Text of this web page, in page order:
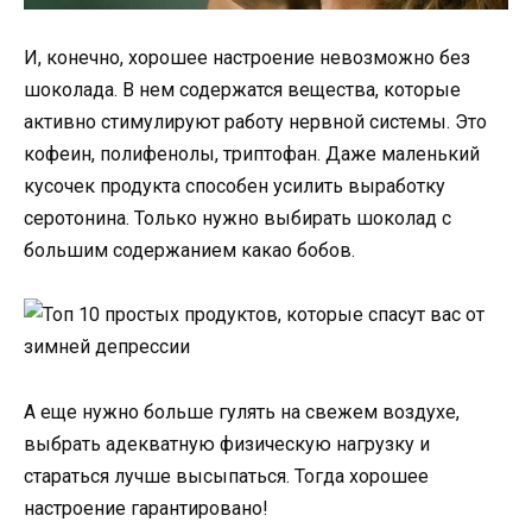
И, конечно, хорошее настроение невозможно без
шоколада. В нем содержатся вещества, которые
активно стимулируют работу нервной системы. Это
кофеин, полифенолы, триптофан. Даже маленький
кусочек продукта способен усилить выработку
серотонина. Только нужно выбирать шоколад с
большим содержанием какао бобов.
А еще нужно больше гулять на свежем воздухе,
выбрать адекватную физическую нагрузку и
стараться лучше высыпаться. Тогда хорошее
настроение гарантировано!